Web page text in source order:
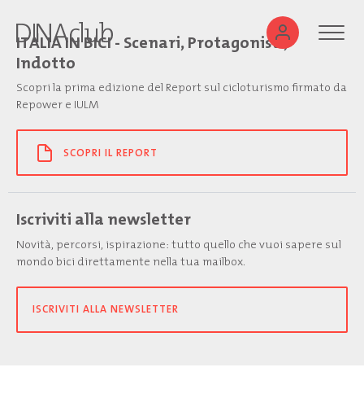
ITALIA IN BICI - Scenari, Protagonisti,
Indotto
Scopri la prima edizione del Report sul cicloturismo firmato da
Repower e IULM
SCOPRI IL REPORT
Iscriviti alla newsletter
Novità, percorsi, ispirazione: tutto quello che vuoi sapere sul
mondo bici direttamente nella tua mailbox.
ISCRIVITI ALLA NEWSLETTER